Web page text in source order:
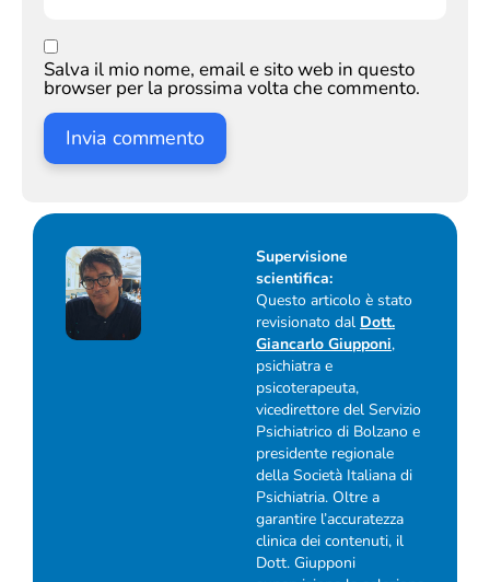
Salva il mio nome, email e sito web in questo
browser per la prossima volta che commento.
Supervisione
scientifica:
Questo articolo è stato
revisionato dal Dott.
Giancarlo Giupponi,
psichiatra e
psicoterapeuta,
vicedirettore del Servizio
Psichiatrico di Bolzano e
presidente regionale
della Società Italiana di
Psichiatria. Oltre a
garantire l’accuratezza
clinica dei contenuti, il
Dott. Giupponi